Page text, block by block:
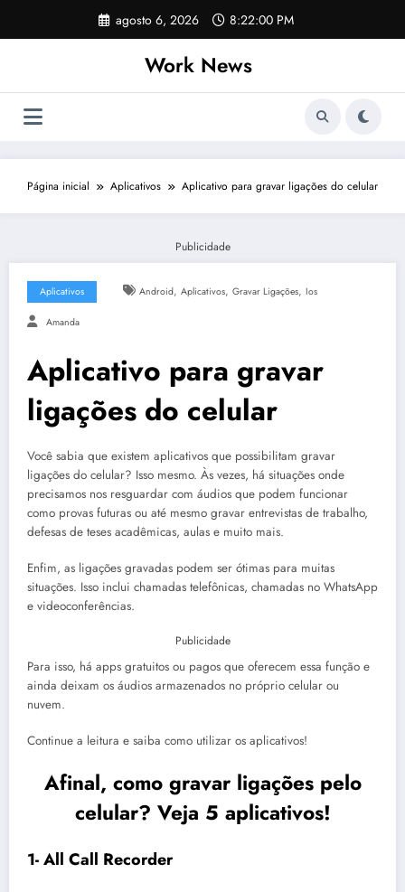
o
agosto 6, 2026 8:22:01 PM
Work News
Página inicial Aplicativos Aplicativo para gravar ligações do celular
Publicidade
Aplicativos Android, Aplicativos, Gravar Ligações, Ios
Amanda
Aplicativo para gravar
ligações do celular
Você sabia que existem aplicativos que possibilitam gravar
ligações do celular? Isso mesmo. Às vezes, há situações onde
precisamos nos resguardar com áudios que podem funcionar
como provas futuras ou até mesmo gravar entrevistas de trabalho,
defesas de teses acadêmicas, aulas e muito mais.
Enfim, as ligações gravadas podem ser ótimas para muitas
situações. Isso inclui chamadas telefônicas, chamadas no WhatsApp
e videoconferências.
Publicidade
Para isso, há apps gratuitos ou pagos que oferecem essa função e
ainda deixam os áudios armazenados no próprio celular ou
nuvem.
Continue a leitura e saiba como utilizar os aplicativos!
Afinal, como gravar ligações pelo
celular? Veja 5 aplicativos!
1- All Call Recorder